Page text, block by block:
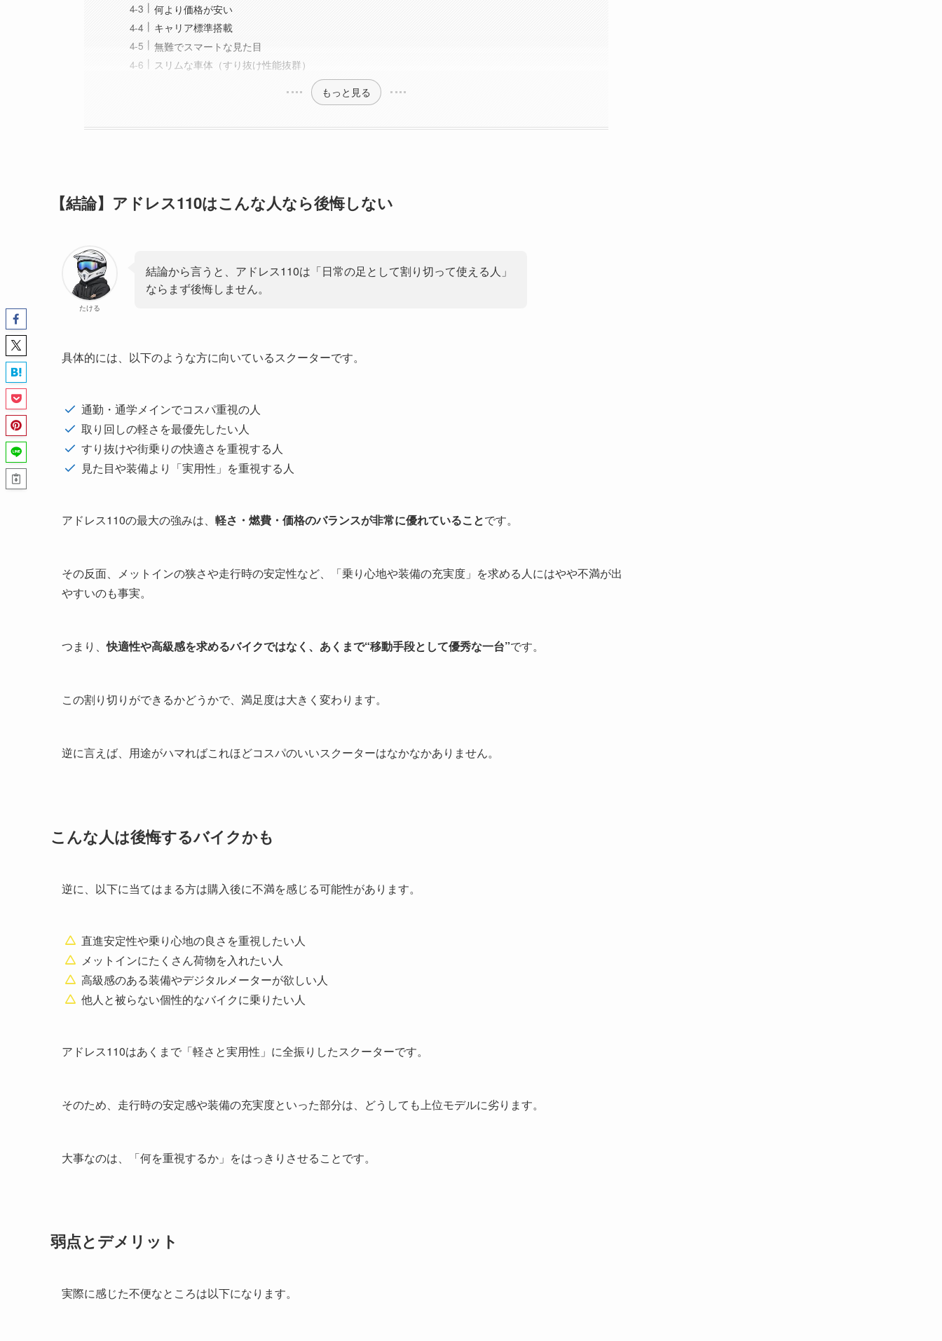
何より価格が安い
キャリア標準搭載
無難でスマートな見た目
スリムな車体（すり抜け性能抜群）
もっと見る
【結論】アドレス110はこんな人なら後悔しない
たける
結論から言うと、アドレス110は「日常の足として割り切って使える人」
ならまず後悔しません。
具体的には、以下のような方に向いているスクーターです。
通勤・通学メインでコスパ重視の人
取り回しの軽さを最優先したい人
すり抜けや街乗りの快適さを重視する人
見た目や装備より「実用性」を重視する人
アドレス110の最大の強みは、 軽さ・燃費・価格のバランスが非常に優れていることです。
その反面、メットインの狭さや走行時の安定性など、「乗り心地や装備の充実度」を求める人にはやや不満が出
やすいのも事実。
つまり、快適性や高級感を求めるバイクではなく、あくまで“移動手段として優秀な一台”です。
この割り切りができるかどうかで、満足度は大きく変わります。
逆に言えば、用途がハマればこれほどコスパのいいスクーターはなかなかありません。
こんな人は後悔するバイクかも
逆に、以下に当てはまる方は購入後に不満を感じる可能性があります。
直進安定性や乗り心地の良さを重視したい人
メットインにたくさん荷物を入れたい人
高級感のある装備やデジタルメーターが欲しい人
他人と被らない個性的なバイクに乗りたい人
アドレス110はあくまで「軽さと実用性」に全振りしたスクーターです。
そのため、走行時の安定感や装備の充実度といった部分は、どうしても上位モデルに劣ります。
大事なのは、「何を重視するか」をはっきりさせることです。
弱点とデメリット
実際に感じた不便なところは以下になります。